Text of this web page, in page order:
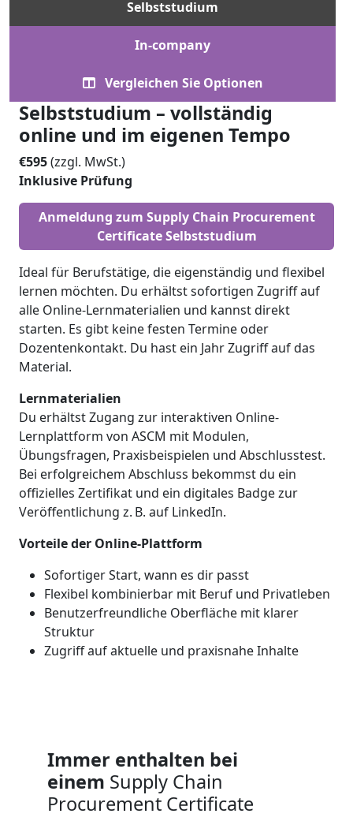
Selbststudium
In-company
Vergleichen Sie Optionen
Selbststudium – vollständig
online und im eigenen Tempo
€595(zzgl. MwSt.)
Inklusive Prüfung
Anmeldung zum Supply Chain Procurement
Certificate Selbststudium
Ideal für Berufstätige, die eigenständig und flexibel
lernen möchten. Du erhältst sofortigen Zugriff auf
alle Online-Lernmaterialien und kannst direkt
starten. Es gibt keine festen Termine oder
Dozentenkontakt. Du hast ein Jahr Zugriff auf das
Material.
Lernmaterialien
Du erhältst Zugang zur interaktiven Online-
Lernplattform von ASCM mit Modulen,
Übungsfragen, Praxisbeispielen und Abschlusstest.
Bei erfolgreichem Abschluss bekommst du ein
offizielles Zertifikat und ein digitales Badge zur
Veröffentlichung z. B. auf LinkedIn.
Vorteile der Online-Plattform
Sofortiger Start, wann es dir passt
Flexibel kombinierbar mit Beruf und Privatleben
Benutzerfreundliche Oberfläche mit klarer
Struktur
Zugriff auf aktuelle und praxisnahe Inhalte
Immer enthalten bei
einem Supply Chain
Procurement Certificate